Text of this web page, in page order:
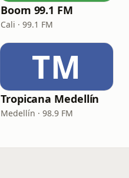
Boom 99.1 FM
Cali · 99.1 FM
TM
Tropicana Medellín
Medellín · 98.9 FM